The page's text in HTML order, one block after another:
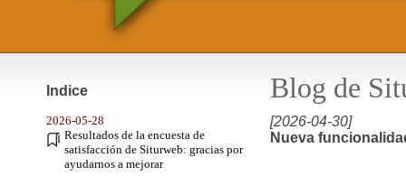
Indice Blog de
2026-05-28
Resultados de la encuesta de
satisfacción de Siturweb: gracias por
ayudarnos a mejorar
[2026-04-30]
Nueva